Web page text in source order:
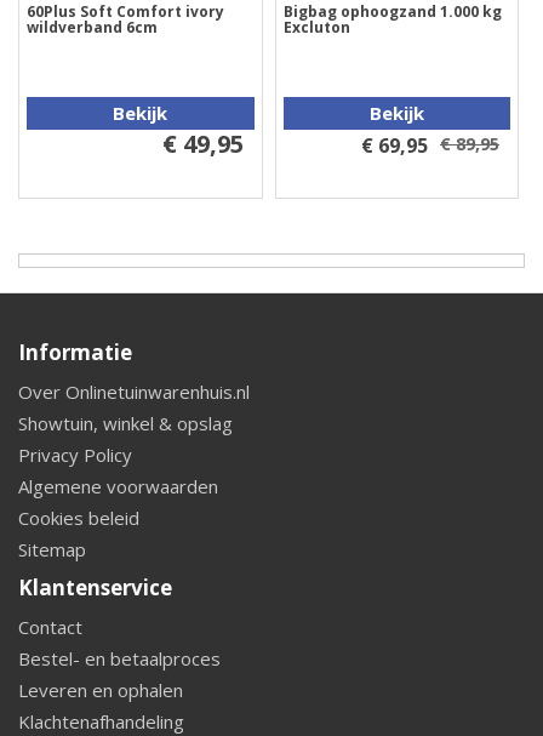
60Plus Soft Comfort ivory
wildverband 6cm
Bekijk
€ 49,95
Bigbag ophoogzand 1.000 kg
Excluton
Bekijk
€ 69,95 € 89,95
Informatie
Over Onlinetuinwarenhuis.nl
Showtuin, winkel & opslag
Privacy Policy
Algemene voorwaarden
Cookies beleid
Sitemap
Klantenservice
Contact
Bestel- en betaalproces
Leveren en ophalen
Klachtenafhandeling